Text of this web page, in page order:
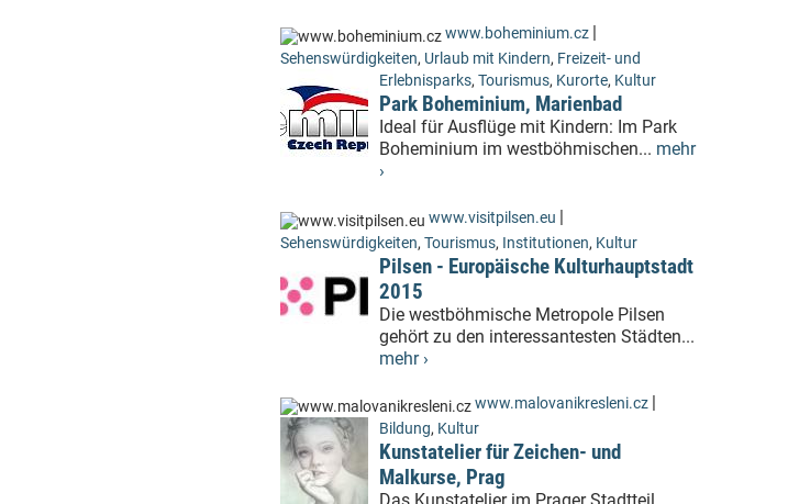
www.boheminium.cz |
Sehenswürdigkeiten, Urlaub mit Kindern, Freizeit- und
Erlebnisparks, Tourismus, Kurorte, Kultur
Park Boheminium, Marienbad
Ideal für Ausflüge mit Kindern: Im Park
Boheminium im westböhmischen... mehr
›
www.visitpilsen.eu |
Sehenswürdigkeiten, Tourismus, Institutionen, Kultur
Pilsen - Europäische Kulturhauptstadt
2015
Die westböhmische Metropole Pilsen
gehört zu den interessantesten Städten...
mehr ›
www.malovanikresleni.cz |
Bildung, Kultur
Kunstatelier für Zeichen- und
Malkurse, Prag